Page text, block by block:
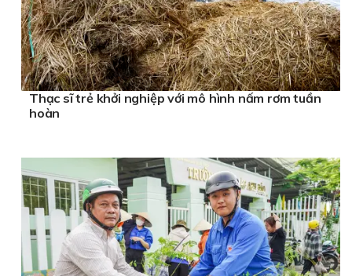
Thạc sĩ trẻ khởi nghiệp với mô hình nấm rơm tuần
hoàn